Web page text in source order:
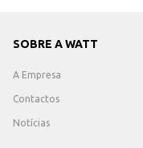
SOBRE A WATT
A Empresa
Contactos
Notícias